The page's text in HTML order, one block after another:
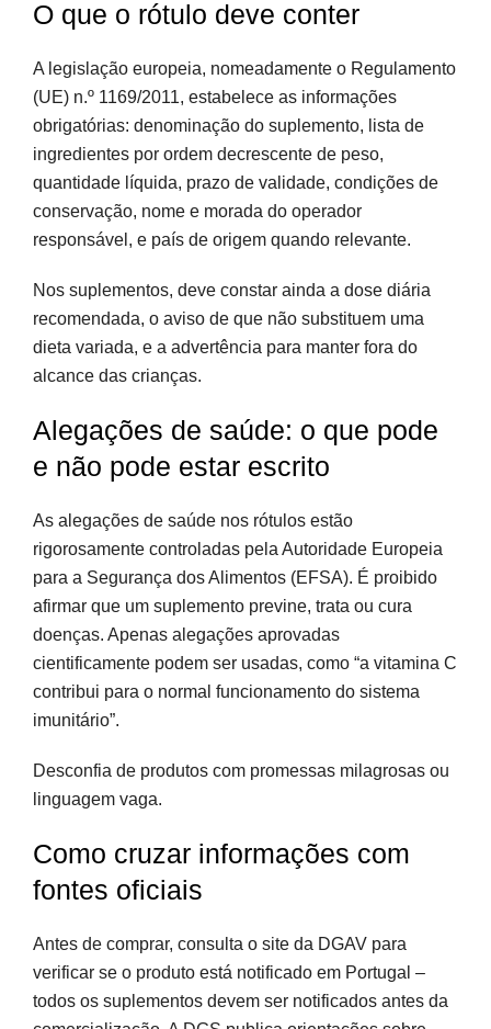
O que o rótulo deve conter
A legislação europeia, nomeadamente o Regulamento
(UE) n.º 1169/2011, estabelece as informações
obrigatórias: denominação do suplemento, lista de
ingredientes por ordem decrescente de peso,
quantidade líquida, prazo de validade, condições de
conservação, nome e morada do operador
responsável, e país de origem quando relevante.
Nos suplementos, deve constar ainda a dose diária
recomendada, o aviso de que não substituem uma
dieta variada, e a advertência para manter fora do
alcance das crianças.
Alegações de saúde: o que pode
e não pode estar escrito
As alegações de saúde nos rótulos estão
rigorosamente controladas pela Autoridade Europeia
para a Segurança dos Alimentos (EFSA). É proibido
afirmar que um suplemento previne, trata ou cura
doenças. Apenas alegações aprovadas
cientificamente podem ser usadas, como “a vitamina C
contribui para o normal funcionamento do sistema
imunitário”.
Desconfia de produtos com promessas milagrosas ou
linguagem vaga.
Como cruzar informações com
fontes oficiais
Antes de comprar, consulta o site da DGAV para
verificar se o produto está notificado em Portugal –
todos os suplementos devem ser notificados antes da